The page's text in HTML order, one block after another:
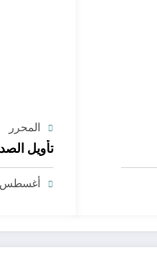
المحرر
تأويل
أغسطس 7,